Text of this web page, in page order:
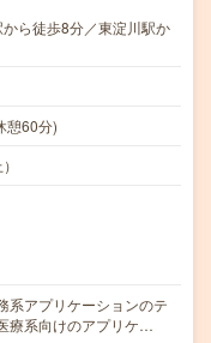
ら徒歩8分／東淀川駅か
憩60分)
系アプリケーションのテ
療系向けのアプリケ…